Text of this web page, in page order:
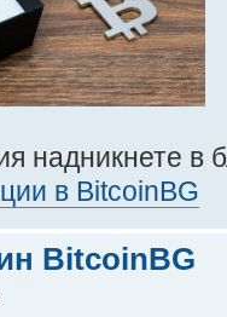
надникнете в
в BitcoinBG
BitcoinBG